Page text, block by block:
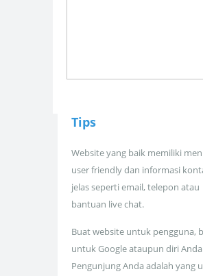
Tips
Website yang baik memiliki
user friendly dan informasi
jelas seperti email, telepon atau
bantuan live chat.
Buat website untuk pengguna,
untuk Google ataupun diri
Pengunjung Anda adalah yang